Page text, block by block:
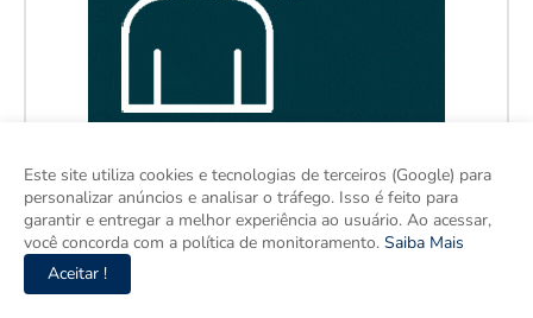
Este site utiliza cookies e tecnologias de terceiros (Google) para
personalizar anúncios e analisar o tráfego. Isso é feito para
garantir e entregar a melhor experiência ao usuário. Ao acessar,
você concorda com a política de monitoramento. Saiba Mais
Aceitar !